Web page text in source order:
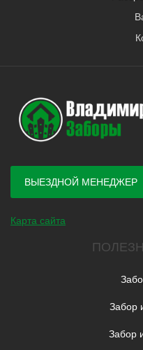
ВЫЕЗДНОЙ МЕНЕДЖЕР
Карта сайта
Забор
Забор